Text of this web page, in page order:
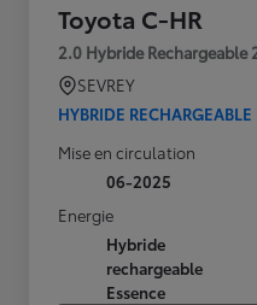
Toyota C-HR
2.0 Hybride Rechargeable
SEVREY
HYBRIDE RECHARGEABLE
Mise en circulation
06-2025
Energie
Hybride
rechargeable
Essence